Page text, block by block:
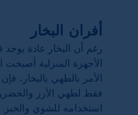
أفران البخار
رغم أن البخار عادة يوجد
الأجهزة المنزلية أصبحت
الأمر بالطهي بالبخار،
فقط لطهي الأرز
استخدامه للشوي والخبز.